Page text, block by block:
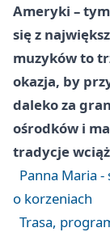
Ameryki –
się z
muzyków to
okazja, by
daleko za
ośrodków i
tradycje
Panna Maria
o korzeniach
Trasa,